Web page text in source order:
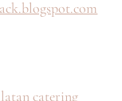
catering